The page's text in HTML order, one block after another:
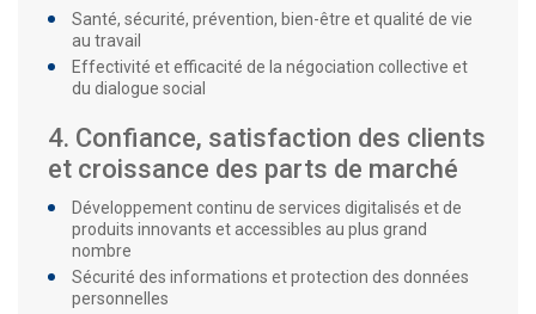
Santé, sécurité, prévention, bien-être et qualité de vie
au travail
Effectivité et efficacité de la négociation collective et
du dialogue social
4. Confiance, satisfaction des clients
et croissance des parts de marché
Développement continu de services digitalisés et de
produits innovants et accessibles au plus grand
nombre
Sécurité des informations et protection des données
personnelles